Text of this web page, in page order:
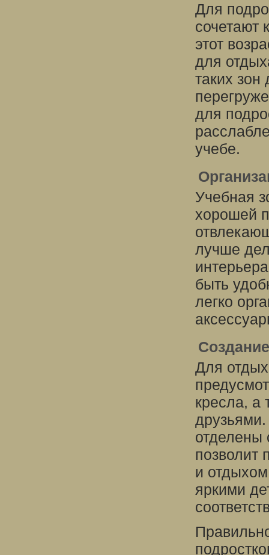
Для
сочетают
этот
для
таких
для
учебе.
Учебная
хорошей
лучше
быть
легко
Для
кресла, а
отделены
позволит
и
яркими